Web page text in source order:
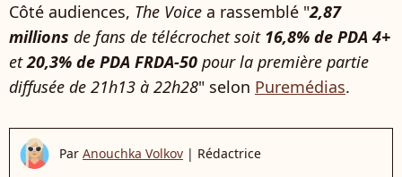
Côté audiences, The Voice a rassemblé "2,87
millions de fans de télécrochet soit 16,8% de PDA 4+
et20,3% de PDA FRDA-50 pour la première partie
diffusée de 21h13 à 22h28" selon Puremédias.
Par Anouchka Volkov | Rédactrice